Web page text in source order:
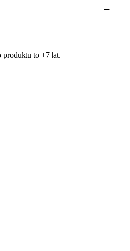
produktu to +7 lat.